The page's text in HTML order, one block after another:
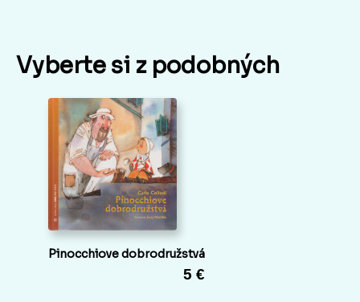
Vyberte si z podobných
Pinocchiove dobrodružstvá
5 €